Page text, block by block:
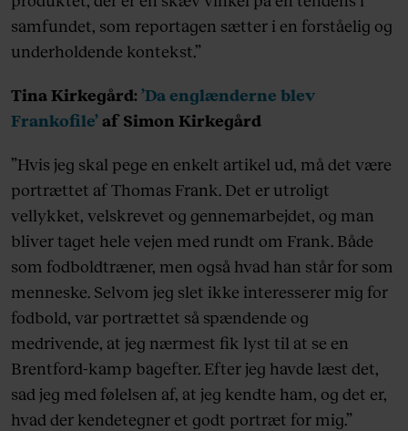
samfundet, som reportagen sætter i en forståelig og
underholdende kontekst.”
Tina Kirkegård: ’Da englænderne blev
Frankofile’af Simon Kirkegård
”Hvis jeg skal pege en enkelt artikel ud, må det være
portrættet af Thomas Frank. Det er utroligt
vellykket, velskrevet og gennemarbejdet, og man
bliver taget hele vejen med rundt om Frank. Både
som fodboldtræner, men også hvad han står for som
menneske. Selvom jeg slet ikke interesserer mig for
fodbold, var portrættet så spændende og
medrivende, at jeg nærmest fik lyst til at se en
Brentford-kamp bagefter. Efter jeg havde læst det,
sad jeg med følelsen af, at jeg kendte ham, og det er,
hvad der kendetegner et godt portræt for mig.”